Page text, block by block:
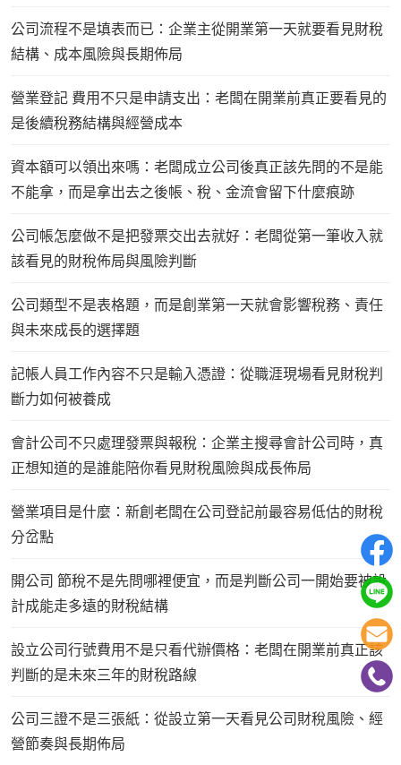
公司流程不是填表而已：企業主從開業第一天就要看見財稅
結構、成本風險與長期佈局
營業登記 費用不只是申請支出：老闆在開業前真正要看見的
是後續稅務結構與經營成本
資本額可以領出來嗎：老闆成立公司後真正該先問的不是能
不能拿，而是拿出去之後帳、稅、金流會留下什麼痕跡
公司帳怎麼做不是把發票交出去就好：老闆從第一筆收入就
該看見的財稅佈局與風險判斷
公司類型不是表格題，而是創業第一天就會影響稅務、責任
與未來成長的選擇題
記帳人員工作內容不只是輸入憑證：從職涯現場看見財稅判
斷力如何被養成
會計公司不只處理發票與報稅：企業主搜尋會計公司時，真
正想知道的是誰能陪你看見財稅風險與成長佈局
營業項目是什麼：新創老闆在公司登記前最容易低估的財稅
分岔點
開公司 節稅不是先問哪裡便宜，而是判斷公司一開始要被設
計成能走多遠的財稅結構
設立公司行號費用不是只看代辦價格：老闆在開業前真正該
判斷的是未來三年的財稅路線
公司三證不是三張紙：從設立第一天看見公司財稅風險、經
營節奏與長期佈局